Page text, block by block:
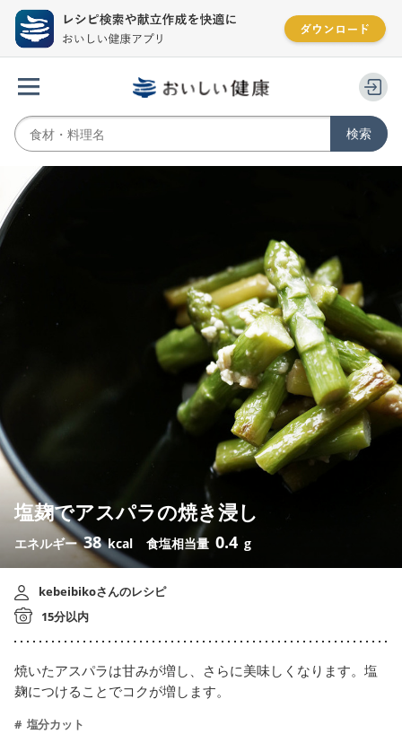
塩麹でアスパラの焼き浸し
エネルギー38 kcal 食塩相当量 0.4 g
kebeibikoさんのレシピ
15分以内
焼いたアスパラは甘みが増し、さらに美味しくなります。塩
麹につけることでコクが増します。
塩分カット